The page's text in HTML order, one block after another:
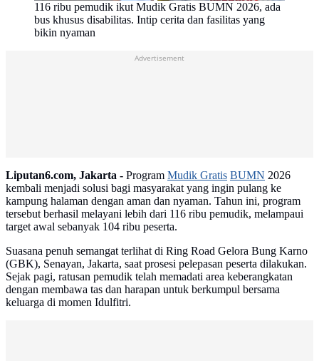
116 ribu pemudik ikut Mudik Gratis BUMN 2026, ada
bus khusus disabilitas. Intip cerita dan fasilitas yang
bikin nyaman
Advertisement
Liputan6.com, Jakarta - Program Mudik Gratis BUMN 2026
kembali menjadi solusi bagi masyarakat yang ingin pulang ke
kampung halaman dengan aman dan nyaman. Tahun ini, program
tersebut berhasil melayani lebih dari 116 ribu pemudik, melampaui
target awal sebanyak 104 ribu peserta.
Suasana penuh semangat terlihat di Ring Road Gelora Bung Karno
(GBK), Senayan, Jakarta, saat prosesi pelepasan peserta dilakukan.
Sejak pagi, ratusan pemudik telah memadati area keberangkatan
dengan membawa tas dan harapan untuk berkumpul bersama
keluarga di momen Idulfitri.